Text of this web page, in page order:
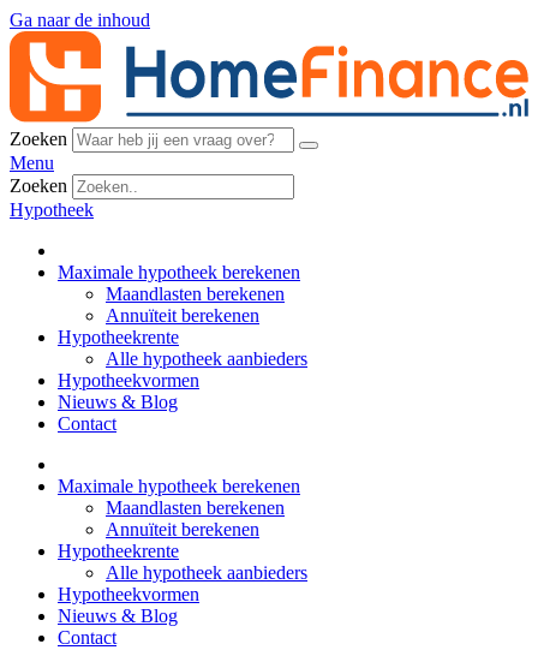
Ga naar de inhoud
Zoeken
Menu
Zoeken
Hypotheek
Maximale hypotheek berekenen
Maandlasten berekenen
Annuïteit berekenen
Hypotheekrente
Alle hypotheek aanbieders
Hypotheekvormen
Nieuws & Blog
Contact
Maximale hypotheek berekenen
Maandlasten berekenen
Annuïteit berekenen
Hypotheekrente
Alle hypotheek aanbieders
Hypotheekvormen
Nieuws & Blog
Contact